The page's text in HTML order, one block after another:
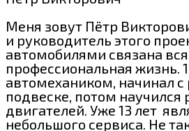
Меня зовут Пётр
и руководитель этого
автомобилями связана
профессиональная жизнь.
автомехаником, начинал с
подвеске, потом научился
двигателей. Уже 13 лет
небольшого сервиса. Не